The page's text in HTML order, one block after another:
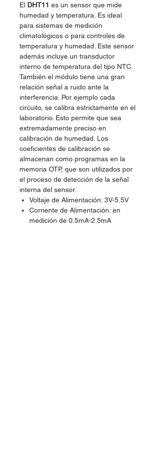
El DHT11 es un sensor que mide
humedad y temperatura. Es ideal
para sistemas de medición
climatológicos o para controles de
temperatura y humedad. Este sensor
además incluye un transductor
interno de temperatura del tipo NTC.
También el módulo tiene una gran
relación señal a ruido ante la
interferencia. Por ejemplo cada
circuito, se calibra estrictamente en el
laboratorio. Esto permite que sea
extremadamente preciso en
calibración de humedad. Los
coeficientes de calibración se
almacenan como programas en la
memoria OTP, que son utilizados por
el proceso de detección de la señal
interna del sensor.
Voltaje de Alimentación: 3V-5.5V
Corriente de Alimentación: en
medición de 0.5mA-2.5mA